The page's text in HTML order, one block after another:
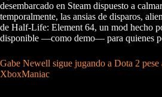
desembarcado en Steam dispuesto a
temporalmente, las ansias de disparos,
de Half-Life: Element 64, un mod hecho
disponible —como demo— para quienes
Gabe Newell sigue jugando a Dota 2
XboxManiac